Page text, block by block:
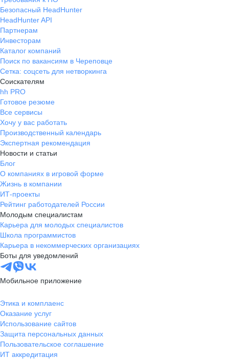
Безопасный HeadHunter
HeadHunter API
Партнерам
Инвесторам
Каталог компаний
Поиск по вакансиям в Череповце
Сетка: соцсеть для нетворкинга
Соискателям
hh PRO
Готовое резюме
Все сервисы
Хочу у вас работать
Производственный календарь
Экспертная рекомендация
Новости и статьи
Блог
О компаниях в игровой форме
Жизнь в компании
ИТ-проекты
Рейтинг работодателей России
Молодым специалистам
Карьера для молодых специалистов
Школа программистов
Карьера в некоммерческих организациях
Боты для уведомлений
Мобильное приложение
Этика и комплаенс
Оказание услуг
Использование сайтов
Защита персональных данных
Пользовательское соглашение
ИТ аккредитация